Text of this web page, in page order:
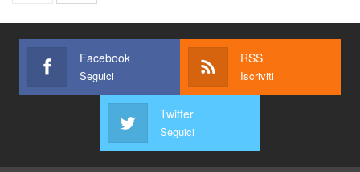
Facebook
Seguici
RSS
Iscriviti
Twitter
Seguici